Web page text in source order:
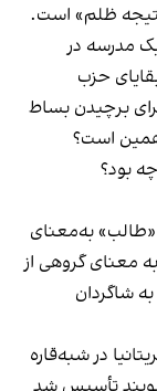
ظلم» است.
یک مدرسه در
حزب
برچیدن بساط
همین است؟
بود؟
«طالب» به‌معنای
معنای گروهی از
شاگردان
از حضور بریتانیا در شبه‌قاره